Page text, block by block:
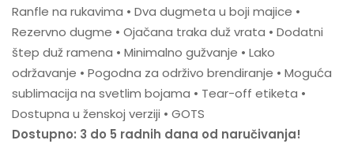
Ranfle na rukavima • Dva dugmeta u boji majice •
Rezervno dugme • Ojačana traka duž vrata • Dodatni
štep duž ramena • Minimalno gužvanje • Lako
održavanje • Pogodna za održivo brendiranje • Moguća
sublimacija na svetlim bojama • Tear-off etiketa •
Dostupna u ženskoj verziji • GOTS
Dostupno: 3 do 5 radnih dana od naručivanja!